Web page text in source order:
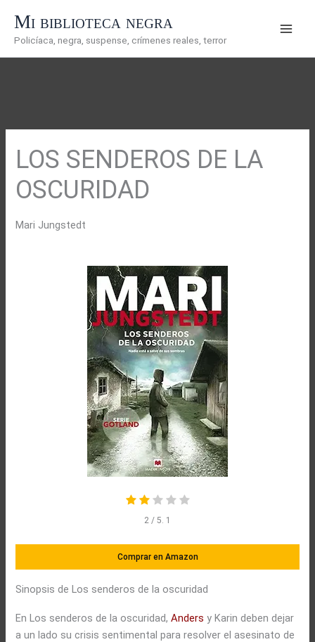
contenido
Mi biblioteca negra
Policíaca, negra, suspense, crímenes reales, terror
LOS SENDEROS DE LA
OSCURIDAD
Mari Jungstedt
2 / 5. 1
Comprar en Amazon
Sinopsis de Los senderos de la oscuridad
En Los senderos de la oscuridad,Anders y Karin deben dejar
a un lado su crisis sentimental para resolver el asesinato de